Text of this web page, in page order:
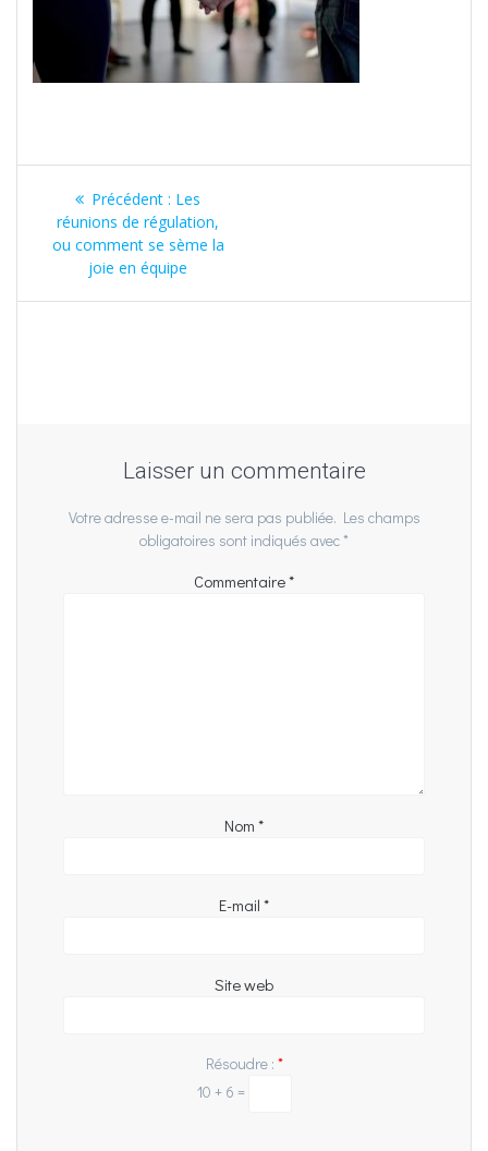
Navigation
l’article
Précédent : Article
précédent
:
Les
réunions de régulation,
ou comment se sème la
joie en équipe
Laisser un commentaire
Votre adresse e-mail ne sera pas publiée. Les champs
obligatoires sont indiqués avec*
Commentaire*
Nom *
E-mail *
Site web
Résoudre : *
10 + 6 =